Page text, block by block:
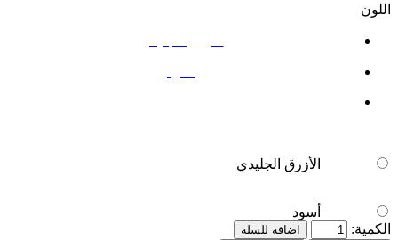
اللون
الأزرق الجليدي
أسود
الكمية:
اضافة للسلة